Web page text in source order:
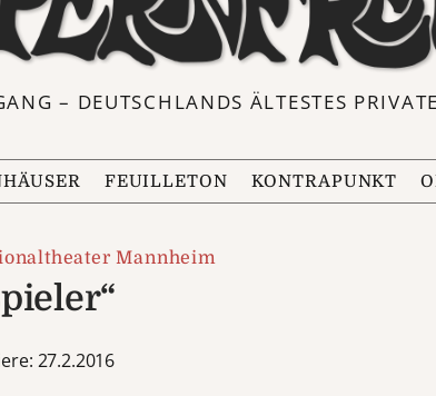
– DEUTSCHLANDS ÄLTESTES
FEUILLETON KONTRAPUNKT
Mannheim
27.2.2016